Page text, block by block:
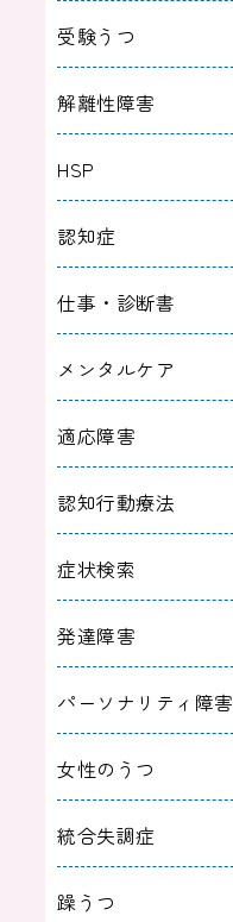
受験うつ
解離性障害
HSP
認知症
仕事・診断書
メンタルケア
適応障害
認知行動療法
症状検索
発達障害
パーソナリティ障害
女性のうつ
統合失調症
躁うつ